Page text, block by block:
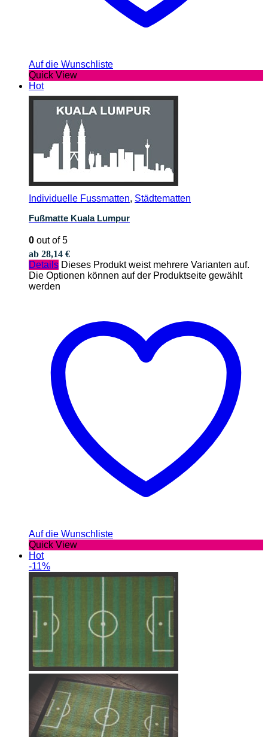
Auf die Wunschliste
Quick View
Hot
Individuelle Fussmatten, Städtematten
Fußmatte Kuala Lumpur
0 out of 5
ab 28,14 €
Details Dieses Produkt weist mehrere Varianten auf.
Die Optionen können auf der Produktseite gewählt
werden
Auf die Wunschliste
Quick View
Hot
-11%